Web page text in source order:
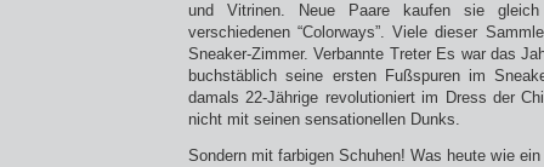
und Vitrinen. Neue Paare kaufen sie
verschiedenen “Colorways”. Viele dieser
Sneaker-Zimmer. Verbannte Treter Es war das
buchstäblich seine ersten Fußspuren im
damals 22-Jährige revolutioniert im Dress der
nicht mit seinen sensationellen Dunks.
Sondern mit farbigen Schuhen! Was heute wie